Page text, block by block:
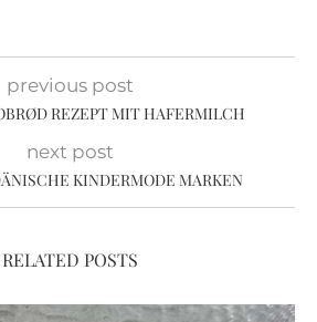
previous post
REZEPT MIT HAFERMILCH
next post
KINDERMODE MARKEN
RELATED POSTS